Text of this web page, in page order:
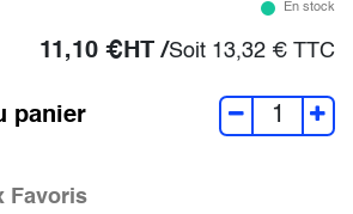
En stock
11,10 €HT /Soit 13,32 € TTC
panier
Favoris